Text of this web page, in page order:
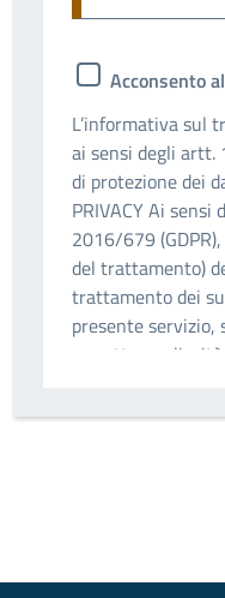
Acconsento
L’informativa sul
ai sensi degli artt.
di protezione dei
PRIVACY Ai sensi
2016/679
del trattamento)
trattamento dei
presente
correttezza,
documento
personali, nel
Servizi svolti dal
finalità del
amministrativi e